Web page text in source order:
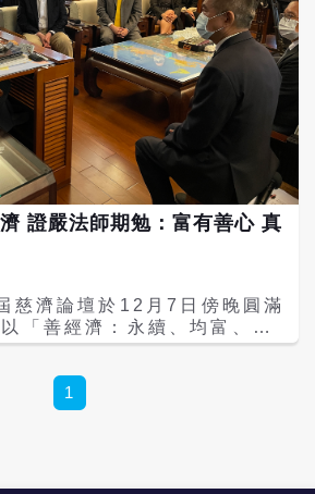
百年
代背景下，大陸政府提出了
體的主張，陸企紛紛出海，
播，對此，企業家應該擔負
企業在國內、國際開展業務
中國傳統文化構建商業文
務於當地社會和民眾。主持
了一系列問題，如善經濟的
利益如何與個體利益協調一
在其中應扮演什麼樣的角
在構建商業新文明中能發揮
待AI等技術的發展，其與善
長期從事文
作，現任中國文化書院院
會副會長、西湖教育基金會
認為，人類就特性而言是整
衷一是，甚至爭鬥不息。對
僅是個經濟問題，實際上是
金會副執行長，同時兼任慈
證嚴法師期勉：富有善心 真
慈濟論壇於12月7日傍晚圓滿
「善經濟：永續、均富、共
全球相關領域學者與實踐者
）、新加坡企業家、
位代表於隔日前往花蓮，參
1